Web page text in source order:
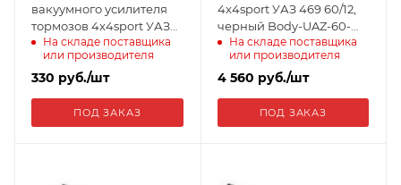
вакуумного усилителя
тормозов 4x4sport УАЗ
452 EXT-BRK-452-10
На складе поставщика
или производителя
330 руб./шт
ПОД ЗАКАЗ
4x4sport УАЗ 469 60/12,
черный Body-UAZ-60-
d10-12BL
На складе поставщика
или производителя
4 560 руб./шт
ПОД ЗАКАЗ